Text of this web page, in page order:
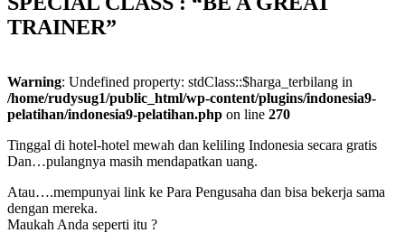
TRAINER”
Warning: Undefined property: stdClass::$harga_terbilang in
/home/rudysug1/public_html/wp-content/plugins/indonesia9-
pelatihan/indonesia9-pelatihan.php on line 270
Tinggal di hotel-hotel mewah dan keliling Indonesia secara gratis
Dan…pulangnya masih mendapatkan uang.
Atau….mempunyai link ke Para Pengusaha dan bisa bekerja sama
dengan mereka.
Maukah Anda seperti itu ?